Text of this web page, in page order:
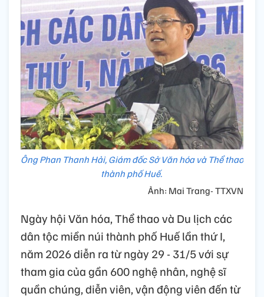
Ông Phan Thanh Hải, Giám đốc Sở Văn hóa và Thể thao
thành phố Huế.
Ảnh: Mai Trang- TTXVN
Ngày hội Văn hóa, Thể thao và Du lịch các
dân tộc miền núi thành phố Huế lần thứ I,
năm 2026 diễn ra từ ngày 29 - 31/5 với sự
tham gia của gần 600 nghệ nhân, nghệ sĩ
quần chúng, diễn viên, vận động viên đến từ